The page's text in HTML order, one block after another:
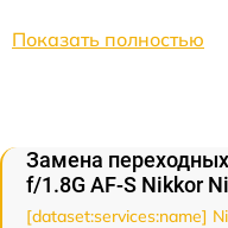
Показать полностью
Замена
f/1.8G AF-S Nikkor
[dataset:services:name]